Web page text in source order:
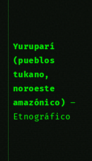
Yuruparí
(pueblos
tukano,
noroeste
amazónico) –
Etnográfico